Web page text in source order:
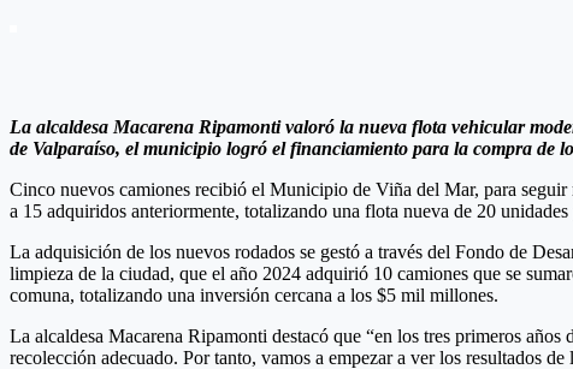
La alcaldesa Macarena Ripamonti valoró la nueva flota vehicular
de Valparaíso, el municipio logró el financiamiento para la compra de
Cinco nuevos camiones recibió el Municipio de Viña del Mar, para
a 15 adquiridos anteriormente, totalizando una flota nueva de 20
La adquisición de los nuevos rodados se gestó a través del Fondo de
limpieza de la ciudad, que el año 2024 adquirió 10 camiones que se
comuna, totalizando una inversión cercana a los $5 mil millones.
La alcaldesa Macarena Ripamonti destacó que “en los tres primeros
recolección adecuado. Por tanto, vamos a empezar a ver los resultados